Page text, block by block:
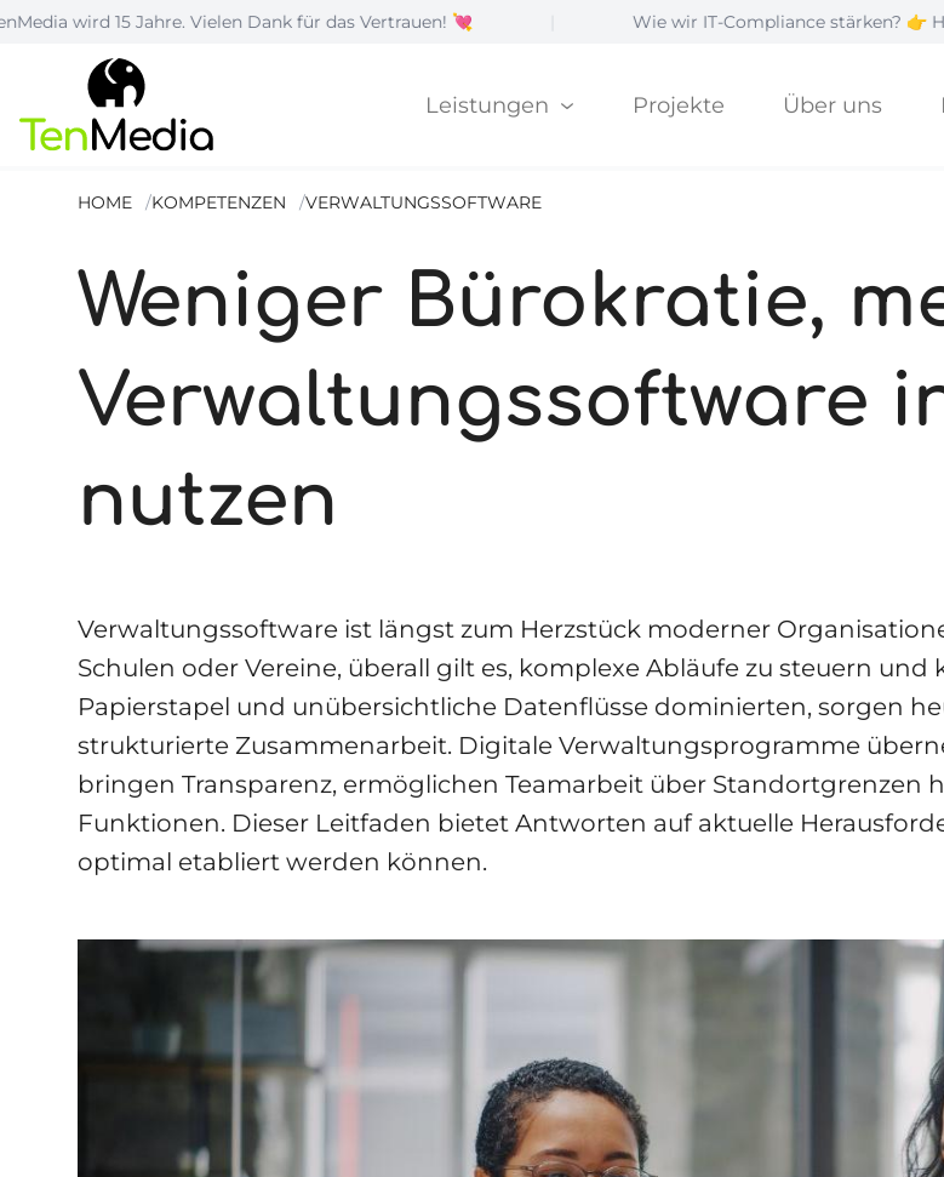
Jahre. Vielen Dank für das Vertrauen! 💘 | Wie wir IT-Compliance stärken? 👉 Hier klicken!
Leistungen Projekte Über uns
HOME KOMPETENZEN VERWALTUNGSSOFTWARE
Weniger Bürokratie,
Verwaltungssoftware
nutzen
Verwaltungssoftware ist längst zum Herzstück moderner
Schulen oder Vereine, überall gilt es, komplexe Abläufe zu steuern
Papierstapel und unübersichtliche Datenflüsse dominierten, sorgen
strukturierte Zusammenarbeit. Digitale Verwaltungsprogramme
bringen Transparenz, ermöglichen Teamarbeit über
Funktionen. Dieser Leitfaden bietet Antworten auf aktuelle
optimal etabliert werden können.